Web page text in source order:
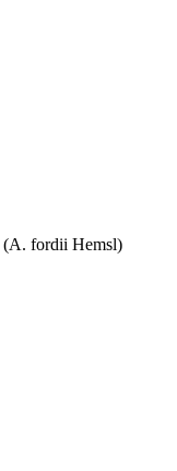
(A. fordii Hemsl)